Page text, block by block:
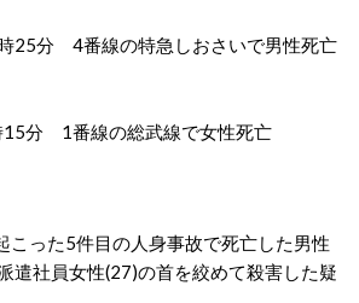
25分 4番線の特急しおさいで男性死亡
分 1番線の総武線で女性死亡
った5件目の人身事故で死亡した男性
遣社員女性(27)の首を絞めて殺害した疑